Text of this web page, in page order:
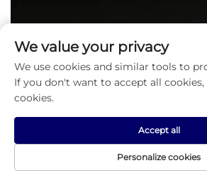
We value your privacy
We use cookies and similar tools to
If you don't want to accept all cookies,
cookies.
Personalize cookies
Accept all